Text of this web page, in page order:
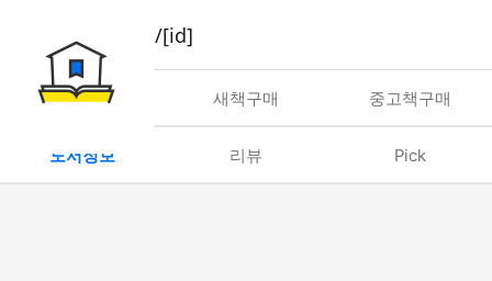
book/rent/[id]
대여 새책구매 중고책구매
도서정보 리뷰 Pick